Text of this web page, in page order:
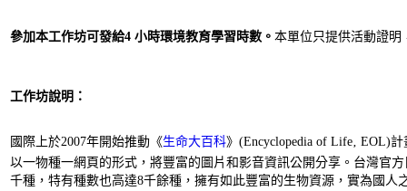
參加本工作坊可發給4 小時環境教育學習時數。 本單位只提供活動證明
工作坊說明：
國際上於2007年開始推動《生命大百科》(Encyclopedia of Life‚ EOL)
以一物種一網頁的形式，將豐富的圖片和影音資訊公開分享。台灣官
千種，特有種數也高達8千餘種，擁有如此豐富的生物資源，實為國人